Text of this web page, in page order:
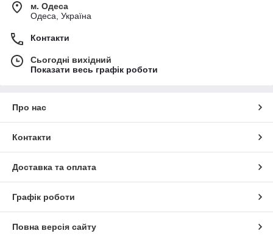
м. Одеса
Одеса, Україна
Контакти
Сьогодні вихідний
Показати весь графік роботи
Про нас
Контакти
Доставка та оплата
Графік роботи
Повна версія сайту